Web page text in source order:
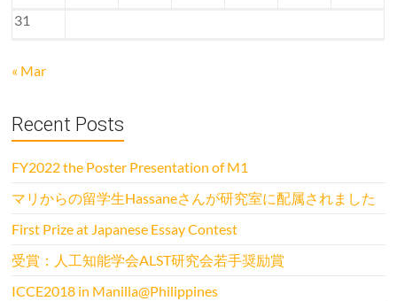
31
« Mar
Recent Posts
FY2022 the Poster Presentation of M1
マリからの留学生Hassaneさんが研究室に配属されました
First Prize at Japanese Essay Contest
受賞：人工知能学会ALST研究会若手奨励賞
ICCE2018 in Manilla@Philippines